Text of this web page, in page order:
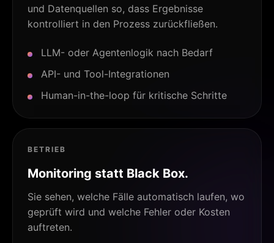
und Datenquellen so, dass Ergebnisse
kontrolliert in den Prozess zurückfließen.
LLM- oder Agentenlogik nach Bedarf
API- und Tool-Integrationen
Human-in-the-loop für kritische Schritte
BETRIEB
Monitoring statt Black Box.
Sie sehen, welche Fälle automatisch laufen, wo
geprüft wird und welche Fehler oder Kosten
auftreten.